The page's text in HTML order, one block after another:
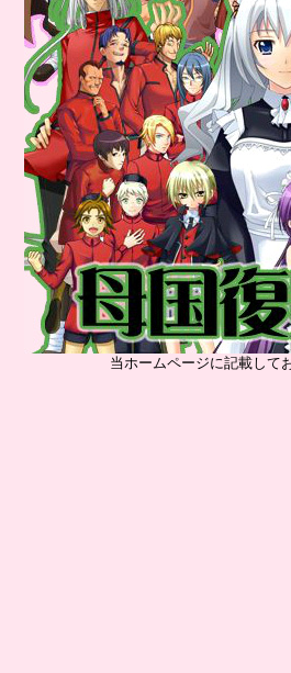
当ホームページに記載して